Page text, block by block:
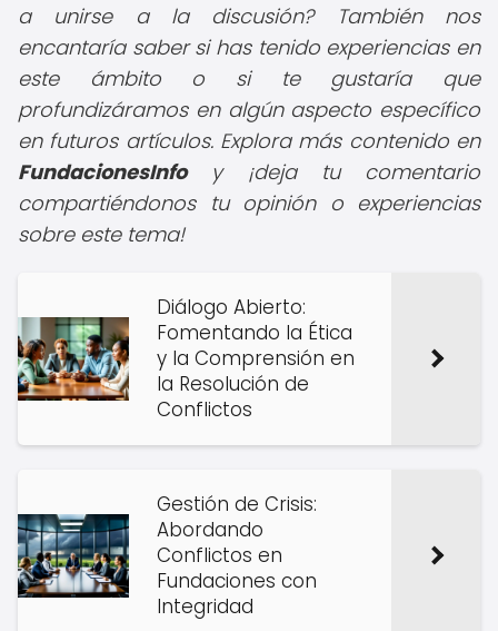
a unirse a la discusión? También nos
encantaría saber si has tenido experiencias en
este ámbito o si te gustaría que
profundizáramos en algún aspecto específico
en futuros artículos. Explora más contenido en
FundacionesInfoy ¡deja tu comentario
compartiéndonos tu opinión o experiencias
sobre este tema!
Diálogo Abierto:
Fomentando la Ética
y la Comprensión en
la Resolución de
Conflictos
Gestión de Crisis:
Abordando
Conflictos en
Fundaciones con
Integridad